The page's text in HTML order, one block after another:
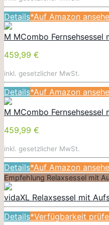
Details*Auf Amazon
M MCombo
459,99 €
inkl. gesetzlicher MwSt.
Details*Auf Amazon
M MCombo
459,99 €
inkl. gesetzlicher MwSt.
Details*Auf Amazon
Empfehlung Relaxsessel mit
vidaXL Relaxsessel mit
Details*Verfügbarkeit